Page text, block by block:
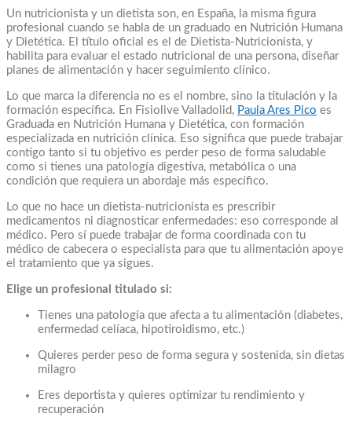
Un nutricionista y un dietista son, en España, la misma figura
profesional cuando se habla de un graduado en Nutrición Humana
y Dietética. El título oficial es el de Dietista-Nutricionista, y
habilita para evaluar el estado nutricional de una persona, diseñar
planes de alimentación y hacer seguimiento clínico.
Lo que marca la diferencia no es el nombre, sino la titulación y la
formación específica. En Fisiolive Valladolid, Paula Ares Pico es
Graduada en Nutrición Humana y Dietética, con formación
especializada en nutrición clínica. Eso significa que puede trabajar
contigo tanto si tu objetivo es perder peso de forma saludable
como si tienes una patología digestiva, metabólica o una
condición que requiera un abordaje más específico.
Lo que no hace un dietista-nutricionista es prescribir
medicamentos ni diagnosticar enfermedades: eso corresponde al
médico. Pero sí puede trabajar de forma coordinada con tu
médico de cabecera o especialista para que tu alimentación apoye
el tratamiento que ya sigues.
Elige un profesional titulado si:
Tienes una patología que afecta a tu alimentación (diabetes,
enfermedad celíaca, hipotiroidismo, etc.)
Quieres perder peso de forma segura y sostenida, sin dietas
milagro
Eres deportista y quieres optimizar tu rendimiento y
recuperación